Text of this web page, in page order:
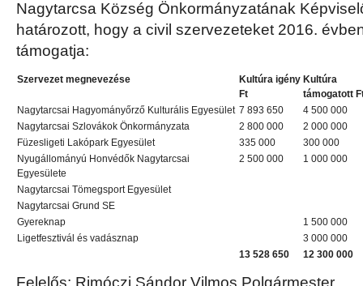
Nagytarcsa Község Önkormányzatának
határozott, hogy a civil szervezeteket 2016.
támogatja:
Szervezet megnevezése
Kultúra igény
Ft
Kultúra
támogatott
Nagytarcsai Hagyományőrző Kulturális Egyesület 7 893 650
4 500 000
Nagytarcsai Szlovákok Önkormányzata
2 800 000
2 000 000
Füzesligeti Lakópark Egyesület
335 000
300 000
Nyugállományú Honvédők Nagytarcsai
Egyesülete
2 500 000 1 000 000
Nagytarcsai Tömegsport Egyesület
Nagytarcsai Grund SE
Gyereknap
1 500 000
Ligetfesztivál és vadásznap
3 000 000
13 528 650
12 300 000
Felelős: Rimóczi Sándor Vilmos Polgármester